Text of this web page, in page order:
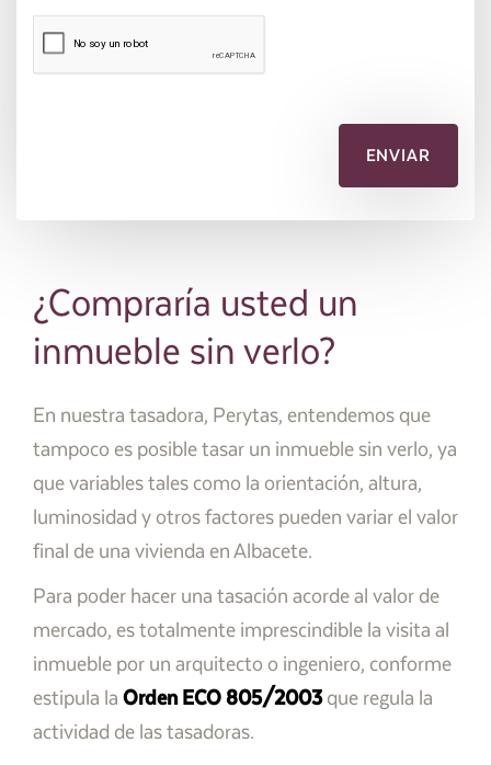
¿Compraría usted un
inmueble sin verlo?
En nuestra tasadora, Perytas, entendemos que
tampoco es posible tasar un inmueble sin verlo, ya
que variables tales como la orientación, altura,
luminosidad y otros factores pueden variar el valor
final de una vivienda en Albacete.
Para poder hacer una tasación acorde al valor de
mercado, es totalmente imprescindible la visita al
inmueble por un arquitecto o ingeniero, conforme
estipula la Orden ECO 805/2003que regula la
actividad de las tasadoras.